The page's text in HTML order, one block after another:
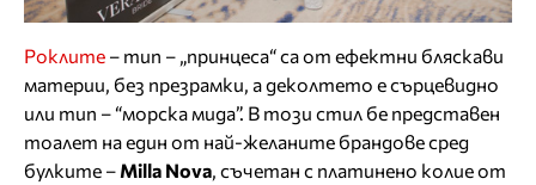
Роклите – тип – „принцеса“ са от ефектни бляскави
материи, без презрамки, а деколтето е сърцевидно
или тип – “морска мида”. В този стил бе представен
тоалет на един от най-желаните брандове сред
булките – Milla Nova, съчетан с платинено колие от